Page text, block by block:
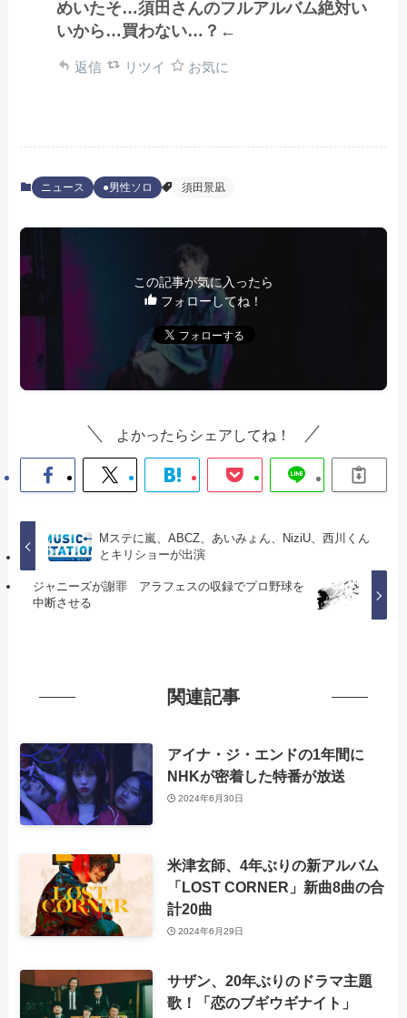
めいたそ…須田さんのフルアルバム絶対い
いから…買わない…？←
返信 リツイ お気に
ニュース ●男性ソロ 須田景凪
この記事が気に入ったら
フォローしてね！
よかったらシェアしてね！
Mステに嵐、ABCZ、あいみょん、NiziU、西川くん
とキリショーが出演
ジャニーズが謝罪 アラフェスの収録でプロ野球を
中断させる
関連記事
アイナ・ジ・エンドの1年間に
NHKが密着した特番が放送
2024年6月30日
米津玄師、4年ぶりの新アルバム
「LOST CORNER」新曲8曲の合
計20曲
2024年6月29日
サザン、20年ぶりのドラマ主題
歌！「恋のブギウギナイト」